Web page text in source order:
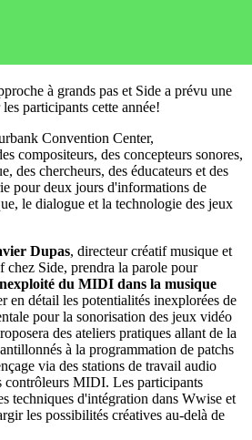
à grands pas et Side a prévu une
participants cette année!
Convention Center,
compositeurs, des concepteurs sonores,
des chercheurs, des éducateurs et des
pour deux jours d'informations de
le dialogue et la technologie des jeux
Dupas, directeur créatif musique et
chez Side, prendra la parole pour
du MIDI dans la musique
en détail les potentialités inexplorées de
pour la sonorisation des jeux vidéo
des ateliers pratiques allant de la
à la programmation de patchs
via des stations de travail audio
contrôleurs MIDI. Les participants
techniques d'intégration dans Wwise et
les possibilités créatives au-delà de